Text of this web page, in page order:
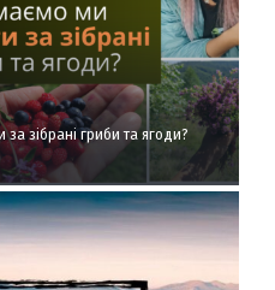
зібрані гриби та ягоди?